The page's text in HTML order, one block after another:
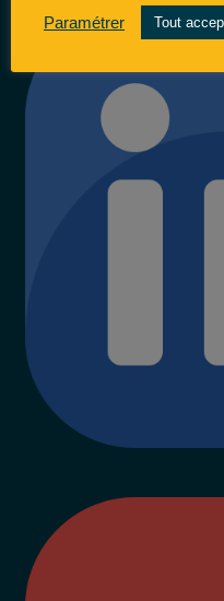
Paramétrer Tout